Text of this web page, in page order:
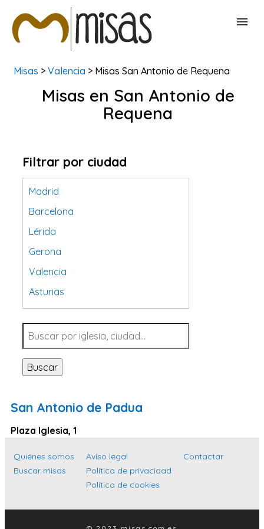
BUSCAR MISAS
Misas > Valencia > Misas San Antonio de Requena
Misas en San Antonio de
Requena
Filtrar por ciudad
Madrid
Barcelona
Lérida
Gerona
Valencia
Asturias
Tarragona
Navarra
Valladolid
Sevilla
Santa Cruz de Tenerife
Cantabria
Islas Baleares
Las Palmas
Alicante
Buscar
San Antonio de Padua
Plaza Iglesia, 1
Quiénes somos
Buscar misas
Aviso legal
Política de privacidad
Política de cookies
Contactar